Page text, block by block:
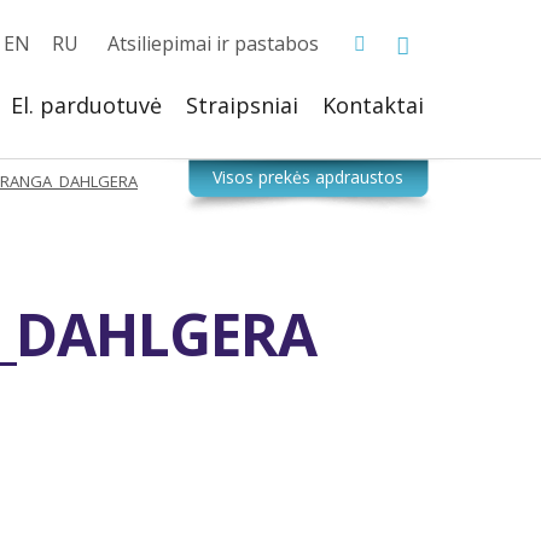
Atsiliepimai ir pastabos
EN RU
El. parduotuvė Straipsniai Kontaktai